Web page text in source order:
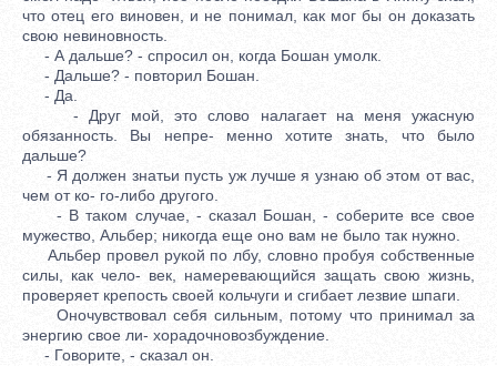
что отец его виновен, и не понимал, как мог бы он доказать
свою невиновность.
- А дальше? - спросил он, когда Бошан умолк.
- Дальше? - повторил Бошан.
- Да.
- Друг мой, это слово налагает на меня ужасную
обязанность. Вы непре- менно хотите знать, что было
дальше?
- Я должен знатьи пусть уж лучше я узнаю об этом от вас,
чем от ко- го-либо другого.
- В таком случае, - сказал Бошан, - соберите все свое
мужество, Альбер; никогда еще оно вам не было так нужно.
Альбер провел рукой по лбу, словно пробуя собственные
силы, как чело- век, намеревающийся защать свою жизнь,
проверяет крепость своей кольчуги и сгибает лезвие шпаги.
Оночувствовал себя сильным, потому что принимал за
энергию свое ли- хорадочновозбуждение.
- Говорите, - сказал он.